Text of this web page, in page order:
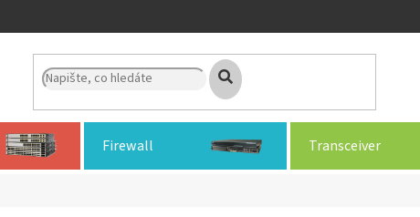
Firewall Transceiver